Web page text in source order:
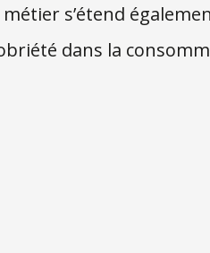
s’étend
dans la